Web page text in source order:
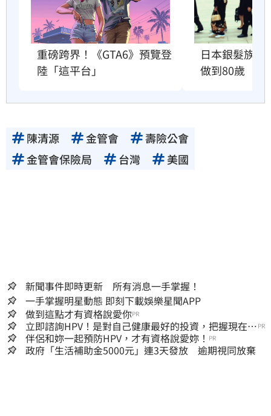
重磅跨界！《GTA6》預覽登
陸「這平台」
日本銀髮族瘋
做到80歲
陳清源 金管會
壽險公會
金管會保險局
台灣 美國
新聞事件即時更新 所有消息一手掌握！
一手掌握明星動態 即刻下載娛樂星聞APP
做到這點才有資格說愛你PR
立即諮詢HPV！是對自己健康最好的投資，把握現在不
嫌晚！
PR
伴侶和妳一起預防HPV，才有資格說愛妳！ PR
政府「生活補助金5000元」連3天發放 逾期視同放棄